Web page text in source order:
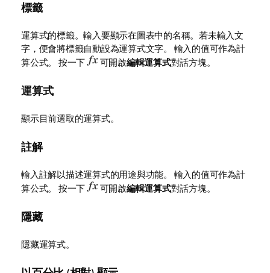
標籤
運算式的標籤。輸入要顯示在圖表中的名稱。若未輸入文
字，便會將標籤自動設為運算式文字。 輸入的值可作為計
算公式。 按一下
可開啟編輯運算式對話方塊。
運算式
顯示目前選取的運算式。
註解
輸入註解以描述運算式的用途與功能。 輸入的值可作為計
算公式。 按一下
可開啟編輯運算式對話方塊。
隱藏
隱藏運算式。